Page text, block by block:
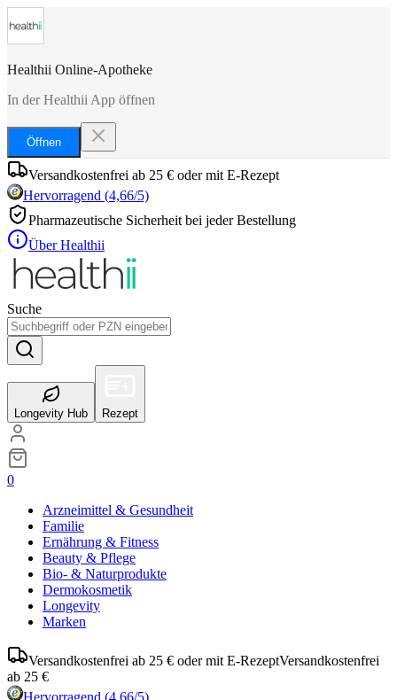
Healthii Online-Apotheke
In der Healthii App öffnen
Öffnen
Versandkostenfrei ab 25 € oder mit E-Rezept
Hervorragend (4,66/5)
Pharmazeutische Sicherheit bei jeder Bestellung
Über Healthii
Suche
Longevity Hub Rezept
0
Arzneimittel & Gesundheit
Familie
Ernährung & Fitness
Beauty & Pflege
Bio- & Naturprodukte
Dermokosmetik
Longevity
Marken
Versandkostenfrei ab 25 € oder mit E-RezeptVersandkostenfrei
ab 25 €
Hervorragend (4,66/5)